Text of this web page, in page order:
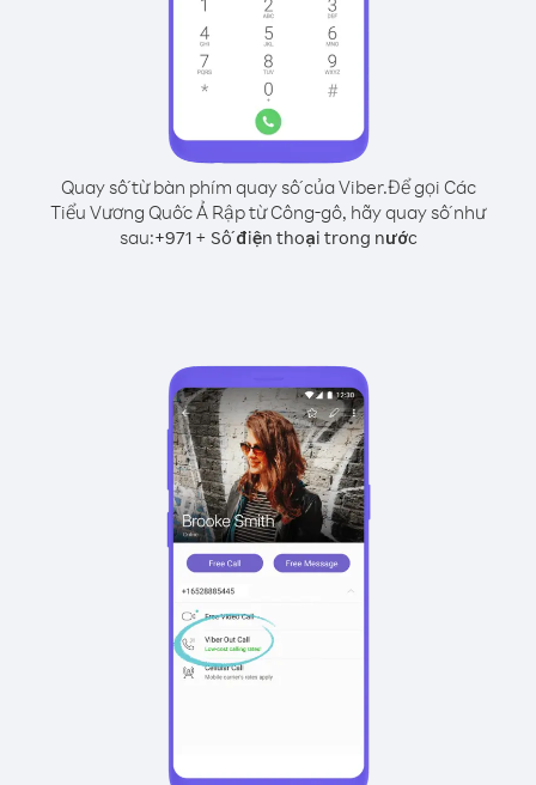
Quay số từ bàn phím quay số của Viber.Để gọi Các
Tiểu Vương Quốc Ả Rập từ Công-gô, hãy quay số như
sau:+971+ Số điện thoại trong nước